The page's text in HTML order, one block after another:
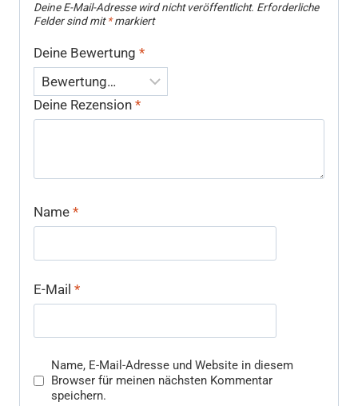
Deine E-Mail-Adresse wird nicht veröffentlicht. Erforderliche
Felder sind mit*markiert
Deine Bewertung *
Deine Rezension *
Name *
E-Mail *
Name, E-Mail-Adresse und Website in diesem
Browser für meinen nächsten Kommentar
speichern.